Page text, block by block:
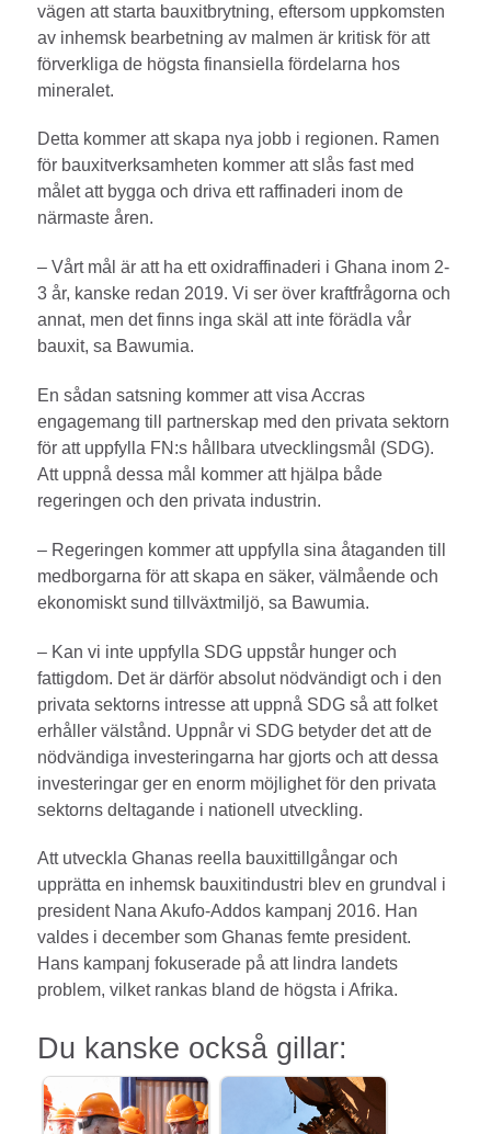
vägen att starta bauxitbrytning, eftersom uppkomsten
av inhemsk bearbetning av malmen är kritisk för att
förverkliga de högsta finansiella fördelarna hos
mineralet.
Detta kommer att skapa nya jobb i regionen. Ramen
för bauxitverksamheten kommer att slås fast med
målet att bygga och driva ett raffinaderi inom de
närmaste åren.
– Vårt mål är att ha ett oxidraffinaderi i Ghana inom 2-
3 år, kanske redan 2019. Vi ser över kraftfrågorna och
annat, men det finns inga skäl att inte förädla vår
bauxit, sa Bawumia.
En sådan satsning kommer att visa Accras
engagemang till partnerskap med den privata sektorn
för att uppfylla FN:s hållbara utvecklingsmål (SDG).
Att uppnå dessa mål kommer att hjälpa både
regeringen och den privata industrin.
– Regeringen kommer att uppfylla sina åtaganden till
medborgarna för att skapa en säker, välmående och
ekonomiskt sund tillväxtmiljö, sa Bawumia.
– Kan vi inte uppfylla SDG uppstår hunger och
fattigdom. Det är därför absolut nödvändigt och i den
privata sektorns intresse att uppnå SDG så att folket
erhåller välstånd. Uppnår vi SDG betyder det att de
nödvändiga investeringarna har gjorts och att dessa
investeringar ger en enorm möjlighet för den privata
sektorns deltagande i nationell utveckling.
Att utveckla Ghanas reella bauxittillgångar och
upprätta en inhemsk bauxitindustri blev en grundval i
president Nana Akufo-Addos kampanj 2016. Han
valdes i december som Ghanas femte president.
Hans kampanj ­fokuserade på att lindra landets
problem, vilket rankas bland de högsta i Afrika.
Du kanske också gillar: